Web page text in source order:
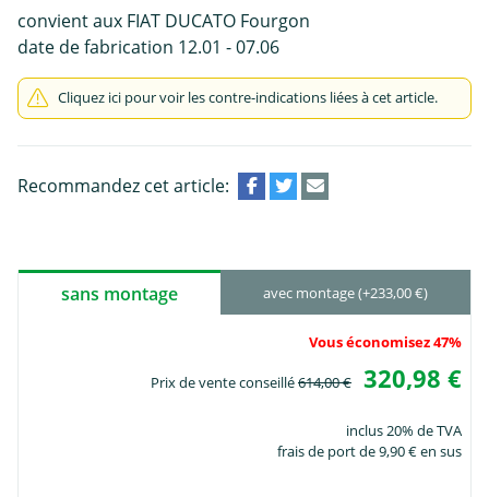
convient aux FIAT DUCATO Fourgon
date de fabrication 12.01 - 07.06
Cliquez ici pour voir les contre-indications liées à cet article.
Recommandez cet article:
sans montage avec montage (+233,00 €)
Vous économisez 47%
Prix de vente conseillé614,00 € 320,98 €
inclus 20% de TVA
frais de port de 9,90 € en sus